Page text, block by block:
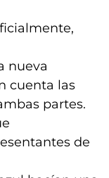
nueva
cuenta las
partes.
de